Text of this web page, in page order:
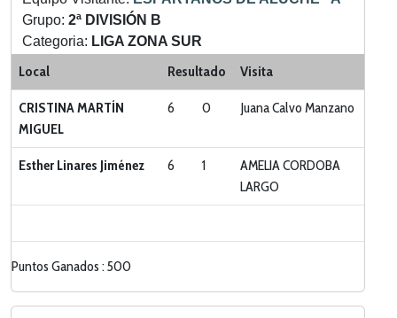
Grupo: 2ª DIVISIÓN B
Categoria: LIGA ZONA SUR
Local Resultado Visita
CRISTINA MARTÍN
MIGUEL
6 0 Juana Calvo Manzano
Esther Linares Jiménez 6 1
AMELIA CORDOBA
LARGO
Puntos Ganados : 500